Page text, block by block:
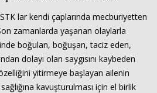
lar kendi çaplarında mecburiyetten
zamanlarda yaşanan olaylarla
boğulan, boğuşan, taciz eden,
dolayı olan saygısını kaybeden
yitirmeye başlayan ailenin
kavuşturulması için el birlik